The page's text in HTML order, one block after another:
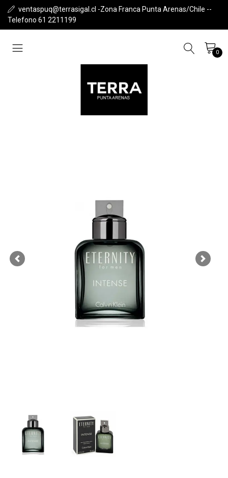
ventaspuq@terrasigal.cl -Zona Franca Punta Arenas/Chile --
Telefono 61 2211199
0
Previous Next